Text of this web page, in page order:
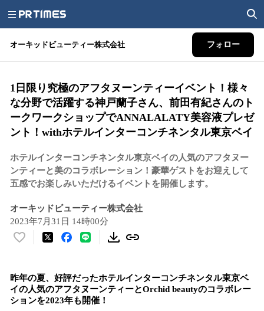
オーキッドビューティー株式会社 フォロー
1日限り究極のアフタヌーンティーイベント！様々
な分野で活躍する神戸蘭子さん、前田有紀さんのト
ークワークショップでANNALALATY美容液プレゼ
ント！withホテルインターコンチネンタル東京ベイ
ホテルインターコンチネンタル東京ベイの人気のアフタヌー
ンティーと美のコラボレーション！豪華ゲストをお迎えして
五感でお楽しみいただけるイベントを開催します。
オーキッドビューティー株式会社
2023年7月31日 14時00分
い
！
数
を
昨年の夏、好評だったホテルインターコンチネンタル東京ベ
イの人気のアフタヌーンティーとOrchid beautyのコラボレー
ションを2023年も開催！